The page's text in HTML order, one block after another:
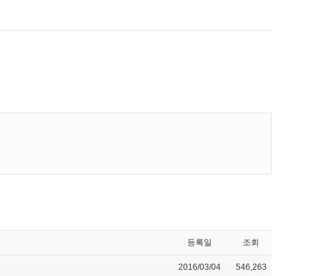
등록일 조회
2016/03/04 546,263